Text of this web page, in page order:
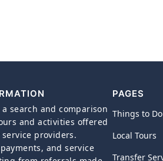
a search and comparison
and activities offered
providers.
and service
PAGES
Things to Do
Local Tours
Transfer